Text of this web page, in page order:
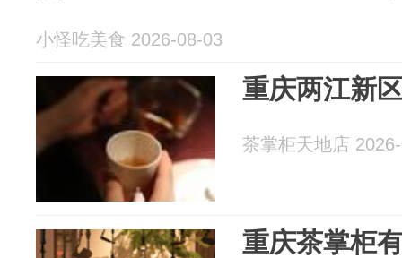
小怪吃美食 2026-08-03
重庆两江新
茶掌柜天地店
重庆茶掌柜